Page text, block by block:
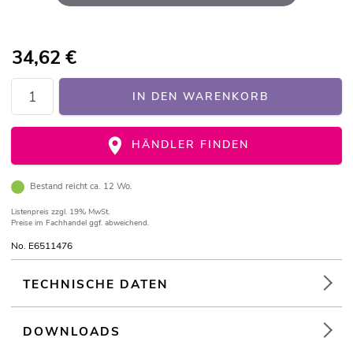
34,62 €
IN DEN WARENKORB
HÄNDLER FINDEN
Bestand reicht ca. 12 Wo.
Listenpreis zzgl. 19% MwSt.
Preise im Fachhandel ggf. abweichend.
No. E6511476
TECHNISCHE DATEN
DOWNLOADS